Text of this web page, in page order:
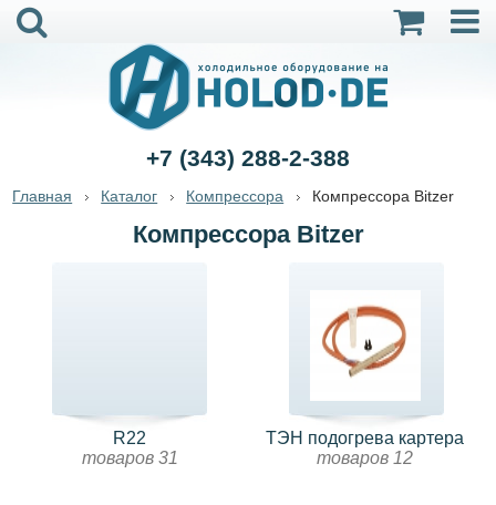
+7 (343) 288-2-388
Главная Каталог Компрессора Компрессора Bitzer
Компрессора Bitzer
R22
товаров 31
ТЭН подогрева картера
товаров 12